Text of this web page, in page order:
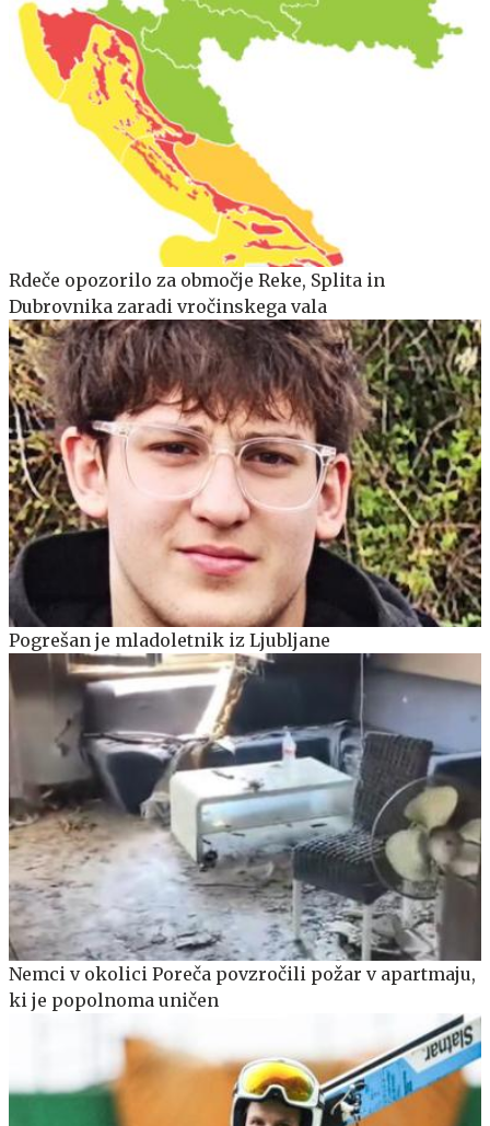
Rdeče opozorilo za območje Reke, Splita in
Dubrovnika zaradi vročinskega vala
Pogrešan je mladoletnik iz Ljubljane
Nemci v okolici Poreča povzročili požar v apartmaju,
ki je popolnoma uničen